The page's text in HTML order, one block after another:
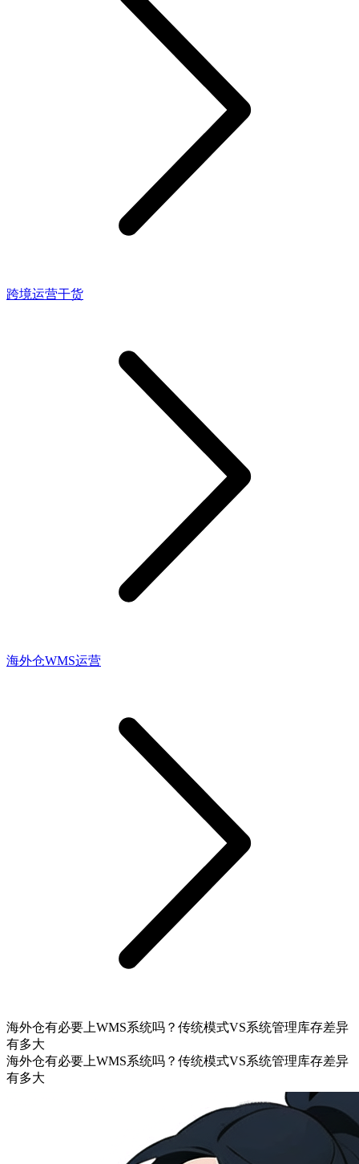
跨境运营干货
海外仓WMS运营
海外仓有必要上WMS系统吗？传统模式VS系统管理库存差异
有多大
海外仓有必要上WMS系统吗？传统模式VS系统管理库存差异
有多大